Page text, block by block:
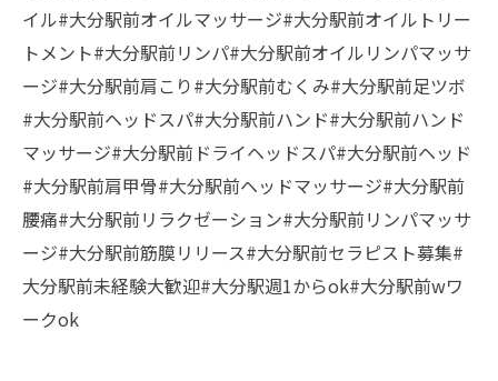
イル#大分駅前オイルマッサージ#大分駅前オイルトリー
トメント#大分駅前リンパ#大分駅前オイルリンパマッサ
ージ#大分駅前肩こり#大分駅前むくみ#大分駅前足ツボ
#大分駅前ヘッドスパ#大分駅前ハンド#大分駅前ハンド
マッサージ#大分駅前ドライヘッドスパ#大分駅前ヘッド
#大分駅前肩甲骨#大分駅前ヘッドマッサージ#大分駅前
腰痛#大分駅前リラクゼーション#大分駅前リンパマッサ
ージ#大分駅前筋膜リリース#大分駅前セラピスト募集#
大分駅前未経験大歓迎#大分駅週1からok#大分駅前wワ
ークok